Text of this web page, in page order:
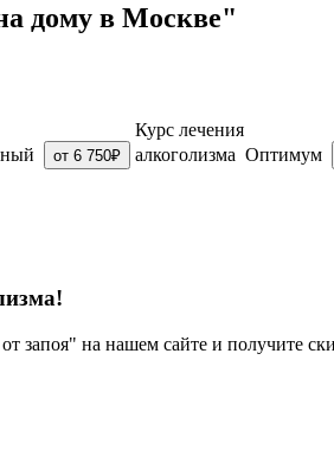
дому в Москве"
от 6 750₽
Курс лечения
алкоголизма Оптимум
запоя" на нашем сайте и получите